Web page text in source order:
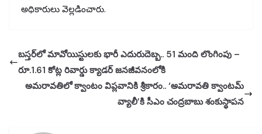
అధికారులు వెల్లడించారు.
బస్తర్‌లో మావోయిస్టులకు భారీ ఎదురుదెబ్బ.. 51 మంది లొంగింపు –
రూ.1.61 కోట్ల రివార్డు క్యాడర్ జనజీవనంలోకి
అమరావతిలో క్వాంటం విప్లవానికి శ్రీకారం.. ‘అమరావతి క్వాంటమ్
వ్యాలీ’కి సీఎం చంద్రబాబు శంకుస్థాపన